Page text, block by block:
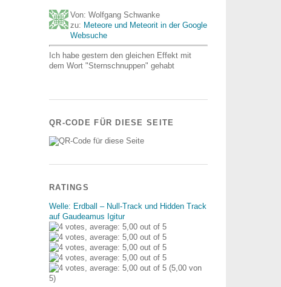
Von: Wolfgang Schwanke
zu: Meteore und Meteorit in der Google
Websuche
Ich habe gestern den gleichen Effekt mit
dem Wort "Sternschnuppen" gehabt
QR-CODE FÜR DIESE SEITE
RATINGS
Welle: Erdball – Null-Track und Hidden Track
auf Gaudeamus Igitur
(5,00 von
5)